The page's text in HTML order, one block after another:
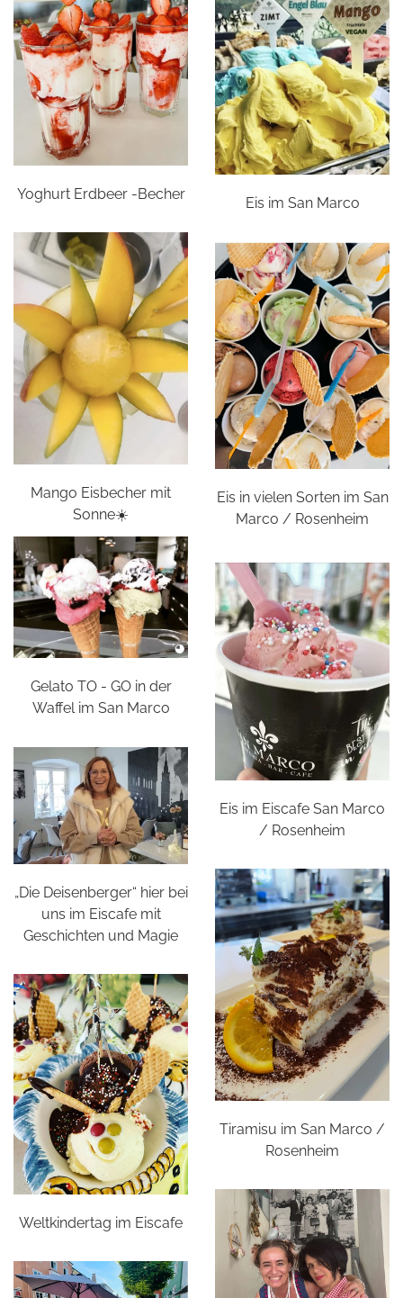
Yoghurt Erdbeer -Becher
Eis im San Marco
Mango Eisbecher mit
Sonne☀️
Eis in vielen Sorten im San
Marco / Rosenheim
Gelato TO - GO in der
Waffel im San Marco
Eis im Eiscafe San Marco
/ Rosenheim
„Die Deisenberger“ hier bei
uns im Eiscafe mit
Geschichten und Magie
Tiramisu im San Marco /
Rosenheim
Weltkindertag im Eiscafe